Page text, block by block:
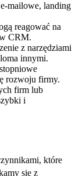
mailowe, landing
reagować na
CRM.
z narzędziami
innymi.
rozwoju firmy.
firm lub
i
które
się z